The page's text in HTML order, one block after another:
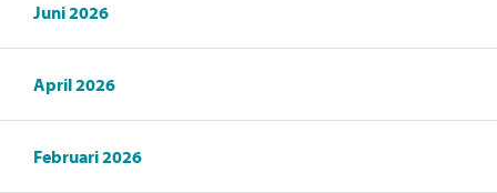
Juni 2026
April 2026
Februari 2026